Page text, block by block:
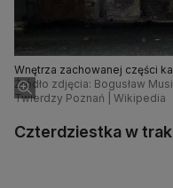
Wnętrza zachowanej części
Źródło zdjęcia: Bogusław
Twierdzy Poznań | Wikipedia
Czterdziestka w